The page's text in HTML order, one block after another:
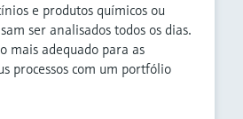
e produtos químicos ou
ser analisados todos os dias.
mais adequado para as
processos com um portfólio